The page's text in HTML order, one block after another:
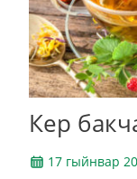
Кер
17 гыйнвар